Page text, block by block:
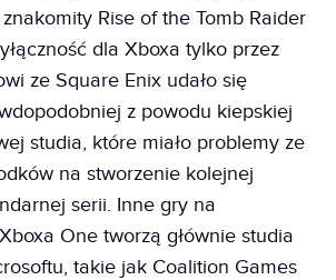
Rise of the Tomb Raider
dla Xboxa tylko przez
ze Square Enix udało się
z powodu kiepskiej
studia, które miało problemy ze
na stworzenie kolejnej
serii. Inne gry na
One tworzą głównie studia
takie jak Coalition Games